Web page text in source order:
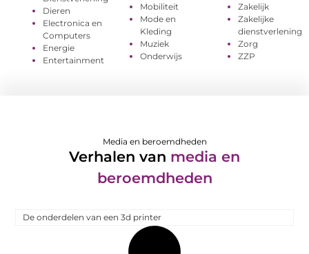
Dieren
Electronica en
Computers
Energie
Entertainment
Mobiliteit
Mode en
Kleding
Muziek
Onderwijs
Zakelijk
Zakelijke
dienstverlening
Zorg
ZZP
Media en beroemdheden
Verhalen van media en
beroemdheden
De onderdelen van een 3d printer